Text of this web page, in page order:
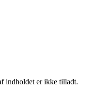
indholdet er ikke tilladt.